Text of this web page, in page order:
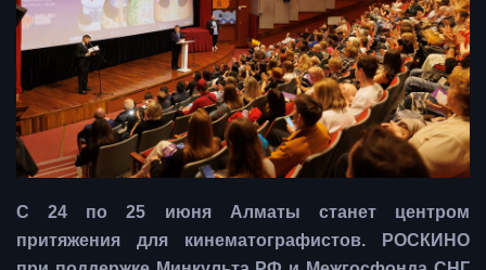
С 24 по 25 июня Алматы станет центром
притяжения для кинематографистов. РОСКИНО